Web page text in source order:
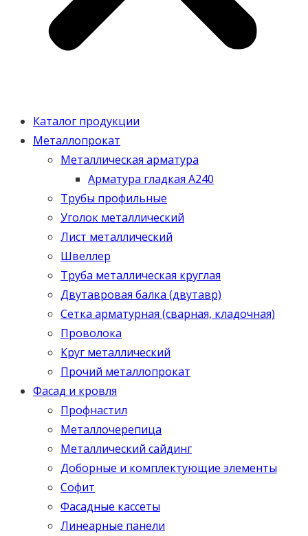
Каталог продукции
Металлопрокат
Металлическая арматура
Арматура гладкая А240
Трубы профильные
Уголок металлический
Лист металлический
Швеллер
Труба металлическая круглая
Двутавровая балка (двутавр)
Сетка арматурная (сварная, кладочная)
Проволока
Круг металлический
Прочий металлопрокат
Фасад и кровля
Профнастил
Металлочерепица
Металлический сайдинг
Доборные и комплектующие элементы
Софит
Фасадные кассеты
Линеарные панели